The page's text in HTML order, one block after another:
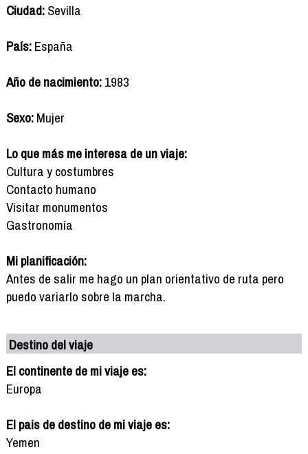
Ciudad:Sevilla
País:España
Año de nacimiento:1983
Sexo:Mujer
Lo que más me interesa de un viaje:
Cultura y costumbres
Contacto humano
Visitar monumentos
Gastronomía
Mi planificación:
Antes de salir me hago un plan orientativo de ruta pero
puedo variarlo sobre la marcha.
Destino del viaje
El continente de mi viaje es:
Europa
El pais de destino de mi viaje es:
Yemen